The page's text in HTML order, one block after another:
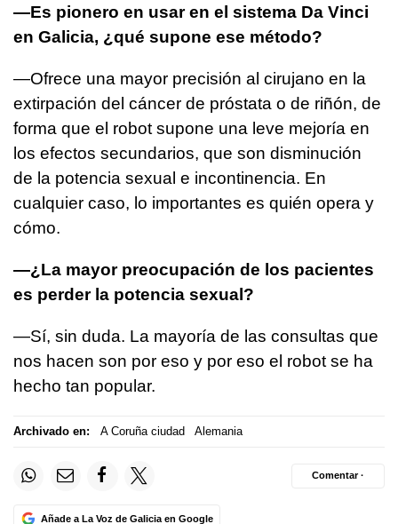
—Es pionero en usar en el sistema Da Vinci
en Galicia, ¿qué supone ese método?
—Ofrece una mayor precisión al cirujano en la
extirpación del cáncer de próstata o de riñón, de
forma que el robot supone una leve mejoría en
los efectos secundarios, que son disminución
de la potencia sexual e incontinencia. En
cualquier caso, lo importantes es quién opera y
cómo.
—¿La mayor preocupación de los pacientes
es perder la potencia sexual?
—Sí, sin duda. La mayoría de las consultas que
nos hacen son por eso y por eso el robot se ha
hecho tan popular.
Archivado en: A Coruña ciudad Alemania
Añade a La Voz de Galicia en Google
Comentar ·